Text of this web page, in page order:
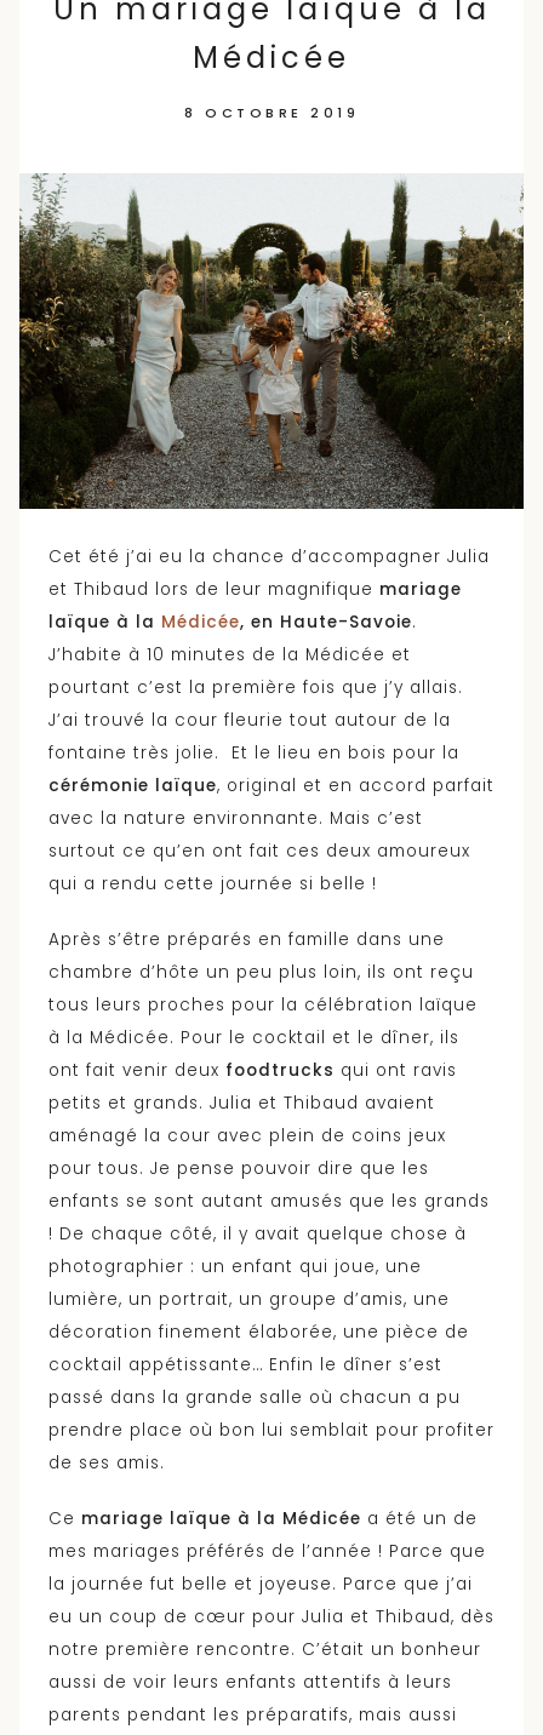
Un mariage laïque à la
Médicée
8 OCTOBRE 2019
Cet été j’ai eu la chance d’accompagner Julia
et Thibaud lors de leur magnifique mariage
laïque à la Médicée, en Haute-Savoie.
J’habite à 10 minutes de la Médicée et
pourtant c’est la première fois que j’y allais.
J’ai trouvé la cour fleurie tout autour de la
fontaine très jolie. Et le lieu en bois pour la
cérémonie laïque, original et en accord parfait
avec la nature environnante. Mais c’est
surtout ce qu’en ont fait ces deux amoureux
qui a rendu cette journée si belle !
Après s’être préparés en famille dans une
chambre d’hôte un peu plus loin, ils ont reçu
tous leurs proches pour la célébration laïque
à la Médicée. Pour le cocktail et le dîner, ils
ont fait venir deux foodtrucks qui ont ravis
petits et grands. Julia et Thibaud avaient
aménagé la cour avec plein de coins jeux
pour tous. Je pense pouvoir dire que les
enfants se sont autant amusés que les grands
! De chaque côté, il y avait quelque chose à
photographier : un enfant qui joue, une
lumière, un portrait, un groupe d’amis, une
décoration finement élaborée, une pièce de
cocktail appétissante… Enfin le dîner s’est
passé dans la grande salle où chacun a pu
prendre place où bon lui semblait pour profiter
de ses amis.
Ce mariage laïque à la Médicée a été un de
mes mariages préférés de l’année ! Parce que
la journée fut belle et joyeuse. Parce que j’ai
eu un coup de cœur pour Julia et Thibaud, dès
notre première rencontre. C’était un bonheur
aussi de voir leurs enfants attentifs à leurs
parents pendant les préparatifs, mais aussi